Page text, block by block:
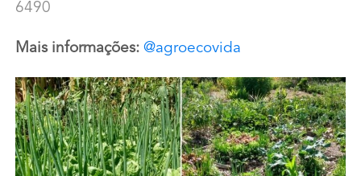
6490
Mais informações: @agroecovida